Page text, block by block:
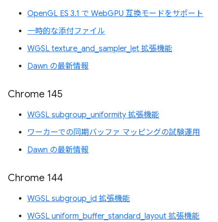
OpenGL ES 3.1 で WebGPU 互換モードをサポート
一時的な添付ファイル
WGSL texture_and_sampler_let 拡張機能
Dawn の最新情報
Chrome 145
WGSL subgroup_uniformity 拡張機能
ワーカーでの同期バッファ マッピングの試験運用
Dawn の最新情報
Chrome 144
WGSL subgroup_id 拡張機能
WGSL uniform_buffer_standard_layout 拡張機能